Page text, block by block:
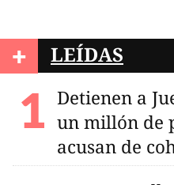
+ LEÍDAS
Detienen a
un millón de
acusan de